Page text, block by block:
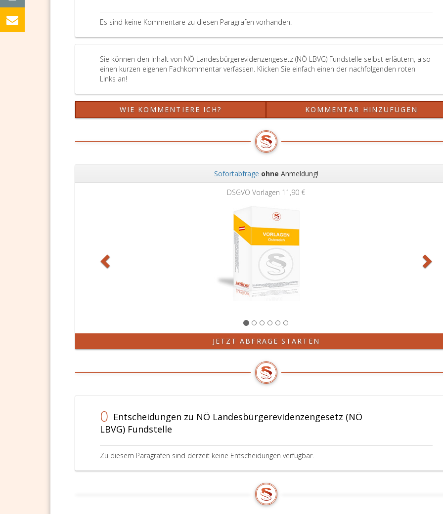
Es sind keine Kommentare zu diesen Paragrafen vorhanden.
Sie können den Inhalt von NÖ Landesbürgerevidenzengesetz (NÖ LBVG) Fundstelle selbst erläutern, also
einen kurzen eigenen Fachkommentar verfassen. Klicken Sie einfach einen der nachfolgenden roten
Links an!
WIE KOMMENTIERE ICH? KOMMENTAR HINZUFÜGEN
Sofortabfrage ohne Anmeldung!
DSGVO Vorlagen 11,90 €
JETZT ABFRAGE STARTEN
0 Entscheidungen zu NÖ Landesbürgerevidenzengesetz (NÖ
LBVG) Fundstelle
Zu diesem Paragrafen sind derzeit keine Entscheidungen verfügbar.